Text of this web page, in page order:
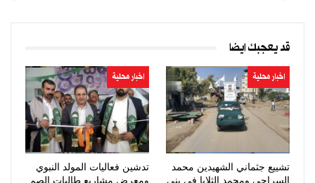
قد يعجبك ايضا
اخبار محلية
تشييع جثماني الشهيدين محمد
السراجي ومحمد الثلايا في بني
اخبار محلية
تدشين فعاليات المولد النبوي
ومعرض مشاريع طالبات الصم